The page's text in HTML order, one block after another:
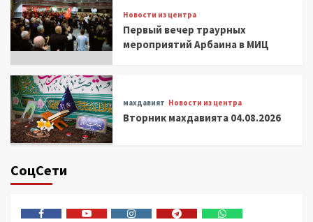
Новости из центра
Первый вечер траурных
мероприятий Арбаина в МИЦ
махдавият Новости из центра
Вторник махдавията 04.08.2026
СоцСети